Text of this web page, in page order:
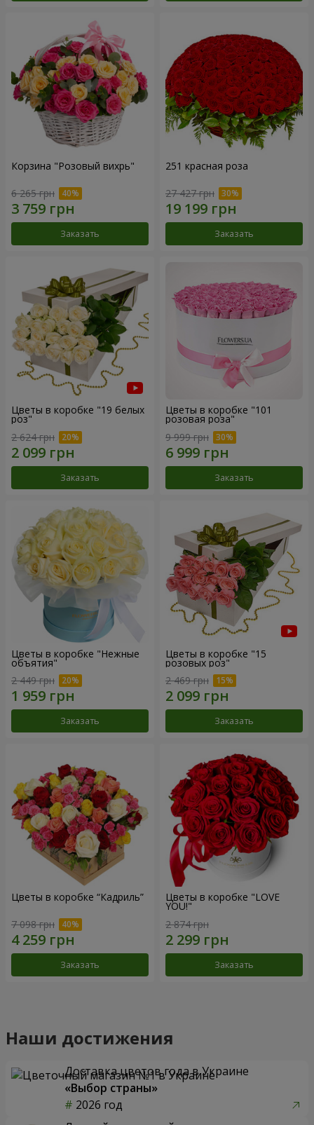
Корзина "Розовый вихрь"
6 265 грн
Заказать
251 красная роза
27 427 грн
Заказать
Цветы в коробке "19 белых
роз"
2 624 грн
Заказать
Цветы в коробке "101
розовая роза"
9 999 грн
Заказать
Цветы в коробке "Нежные
объятия"
2 449 грн
Заказать
Цветы в коробке "15
розовых роз"
2 469 грн
Заказать
Цветы в коробке “Кадриль”
7 098 грн
Заказать
Цветы в коробке "LOVE
YOU!"
2 874 грн
Заказать
Наши достижения
Доставка цветов года в Украине
«Выбор страны»
2026 год